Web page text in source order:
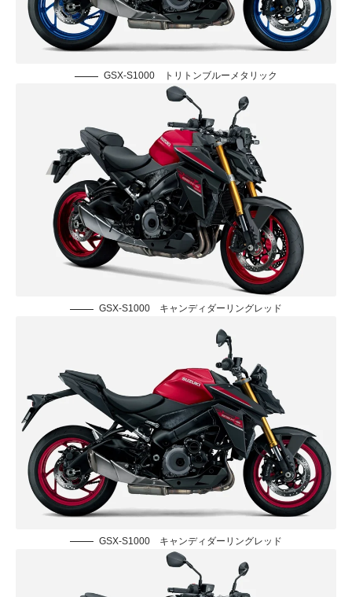
GSX-S1000 トリトンブルーメタリック
GSX-S1000 キャンディダーリングレッド
GSX-S1000 キャンディダーリングレッド